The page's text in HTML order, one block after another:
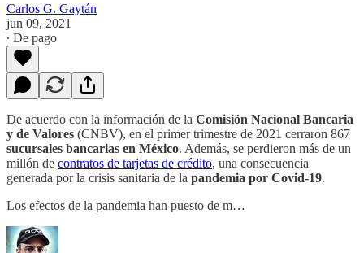
Carlos G. Gaytán
jun 09, 2021
∙ De pago
De acuerdo con la información de la Comisión Nacional Bancaria
y de Valores (CNBV), en el primer trimestre de 2021 cerraron 867
sucursales bancarias en México. Además, se perdieron más de un
millón de contratos de tarjetas de crédito, una consecuencia
generada por la crisis sanitaria de la pandemia por Covid-19.
Los efectos de la pandemia han puesto de m…